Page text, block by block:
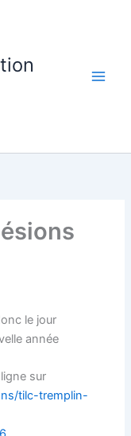
le jour
année
sur
tilc-tremplin-